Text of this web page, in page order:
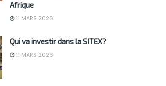
Afrique
11 MARS 2026
Qui va investir dans la SITEX?
11 MARS 2026